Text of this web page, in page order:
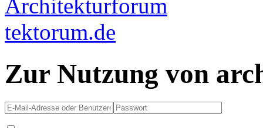
Zur Nutzung von